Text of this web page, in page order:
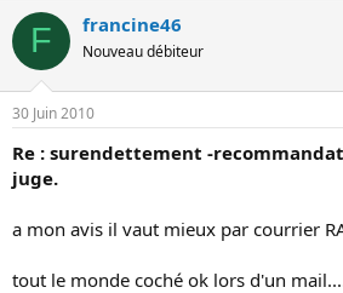
F francine46
Nouveau débiteur
30 Juin 2010
Re : surendettement -
juge.
a mon avis il vaut mieux par courrier
tout le monde coché ok lors d'un